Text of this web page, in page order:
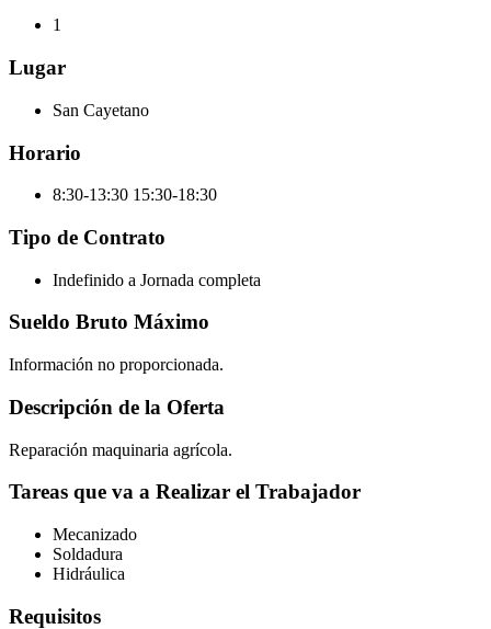
1
Lugar
San Cayetano
Horario
8:30-13:30 15:30-18:30
Tipo de Contrato
Indefinido a Jornada completa
Sueldo Bruto Máximo
Información no proporcionada.
Descripción de la Oferta
Reparación maquinaria agrícola.
Tareas que va a Realizar el Trabajador
Mecanizado
Soldadura
Hidráulica
Requisitos